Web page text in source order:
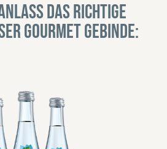
das richtige
Gourmet Gebinde: